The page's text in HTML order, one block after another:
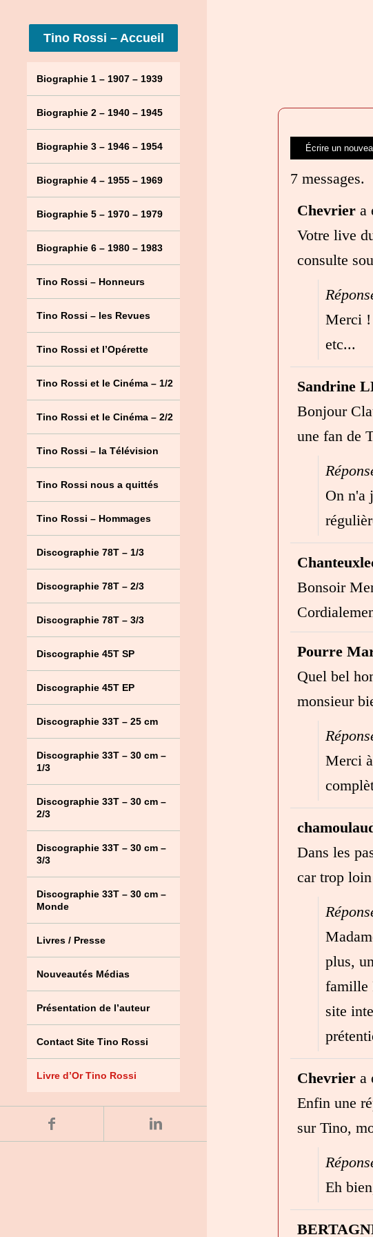
Tino Rossi – Accueil
Biographie 1 – 1907 – 1939
Biographie 2 – 1940 – 1945
Biographie 3 – 1946 – 1954
Biographie 4 – 1955 – 1969
Biographie 5 – 1970 – 1979
Biographie 6 – 1980 – 1983
Tino Rossi – Honneurs
Tino Rossi – les Revues
Tino Rossi et l’Opérette
Tino Rossi et le Cinéma – 1/2
Tino Rossi et le Cinéma – 2/2
Tino Rossi – la Télévision
Tino Rossi nous a quittés
Tino Rossi – Hommages
Discographie 78T – 1/3
Discographie 78T – 2/3
Discographie 78T – 3/3
Discographie 45T SP
Discographie 45T EP
Discographie 33T – 25 cm
Discographie 33T – 30 cm –
1/3
Discographie 33T – 30 cm –
2/3
Discographie 33T – 30 cm –
3/3
Discographie 33T – 30 cm –
Monde
Livres / Presse
Nouveautés Médias
Présentation de l’auteur
Contact Site Tino Rossi
Livre d’Or Tino Rossi
7 messages.
Chevrier a
Votre live
consulte
Merci !
etc...
Sandrine
Bonjour
une fan de
On n'a
Bonsoir
Pourre
Quel bel
monsieur
Merci
Dans les
car trop
plus,
famille
site
Chevrier a
Enfin une
sur Tino,
Eh